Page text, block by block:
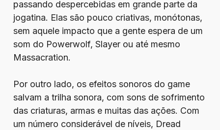
passando despercebidas em grande parte da
jogatina. Elas são pouco criativas, monótonas,
sem aquele impacto que a gente espera de um
som do Powerwolf, Slayer ou até mesmo
Massacration.
Por outro lado, os efeitos sonoros do game
salvam a trilha sonora, com sons de sofrimento
das criaturas, armas e muitas das ações. Com
um número considerável de níveis, Dread